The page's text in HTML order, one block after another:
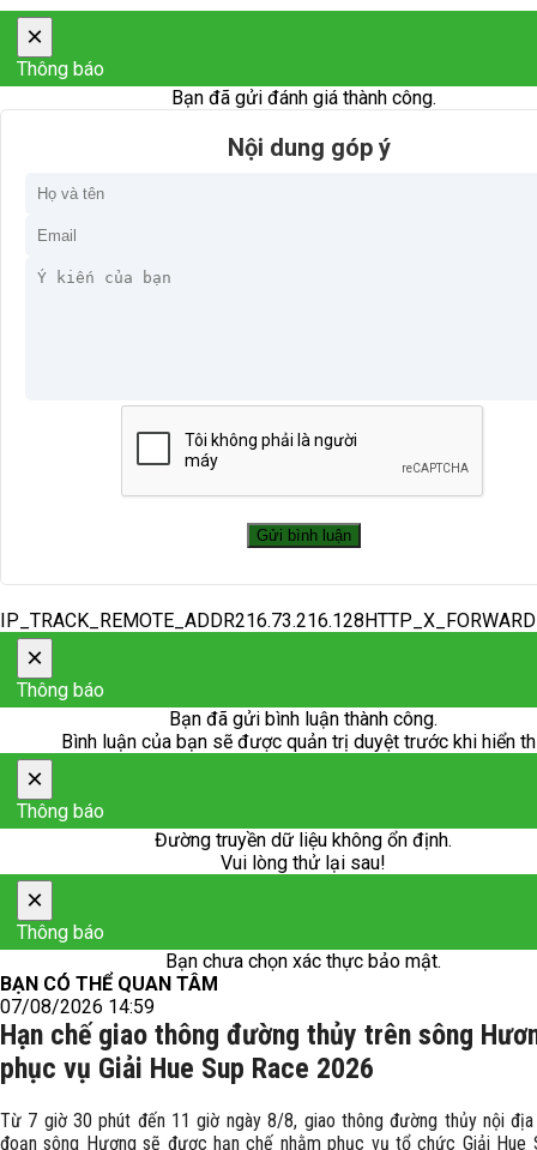
×
Thông báo
Bạn đã gửi đánh giá thành công.
Nội dung góp ý
×
Thông báo
Bạn đã gửi bình luận thành công.
Bình luận của bạn sẽ được quản trị duyệt trước khi hiển
×
Thông báo
Đường truyền dữ liệu không ổn định.
Vui lòng thử lại sau!
×
Thông báo
Bạn chưa chọn xác thực bảo mật.
BẠN CÓ THỂ QUAN TÂM
07/08/2026 14:59
Hạn chế giao thông đường thủy trên sông
phục vụ Giải Hue Sup Race 2026
Từ 7 giờ 30 phút đến 11 giờ ngày 8/8, giao thông đường thủy nội
đoạn sông Hương sẽ được hạn chế nhằm phục vụ tổ chức Giải Hue